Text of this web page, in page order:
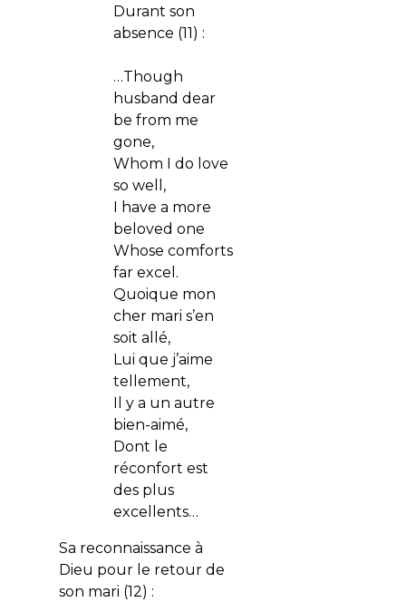
Durant son
absence (11) :
…Though
husband dear
be from me
gone,
Whom I do love
so well,
I have a more
beloved one
Whose comforts
far excel.
Quoique mon
cher mari s’en
soit allé,
Lui que j’aime
tellement,
Il y a un autre
bien-aimé,
Dont le
réconfort est
des plus
excellents…
Sa reconnaissance à
Dieu pour le retour de
son mari (12) :